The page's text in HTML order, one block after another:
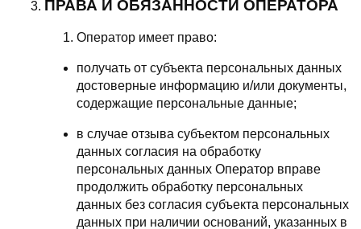
ПРАВА И ОБЯЗАННОСТИ ОПЕРАТОРА
Оператор имеет право:
получать от субъекта персональных данных
достоверные информацию и/или документы,
содержащие персональные данные;
в случае отзыва субъектом персональных
данных согласия на обработку
персональных данных Оператор вправе
продолжить обработку персональных
данных без согласия субъекта персональных
данных при наличии оснований, указанных в